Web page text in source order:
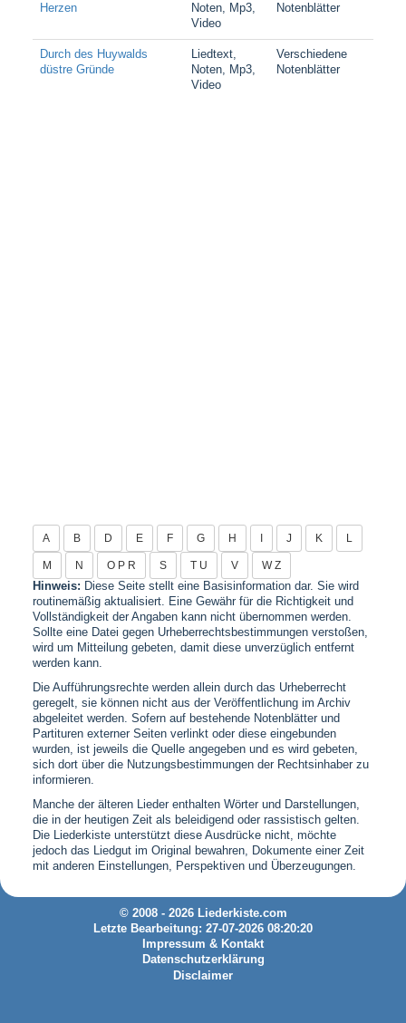
Herzen
Noten, Mp3,
Video
Notenblätter
Durch des Huywalds
düstre Gründe
Liedtext,
Noten, Mp3,
Video
Verschiedene
Notenblätter
A B D E F G H I J K L
M N O P R S T U V
W Z
Hinweis: Diese Seite stellt eine Basisinformation dar. Sie wird
routinemäßig aktualisiert. Eine Gewähr für die Richtigkeit und
Vollständigkeit der Angaben kann nicht übernommen werden.
Sollte eine Datei gegen Urheberrechtsbestimmungen verstoßen,
wird um Mitteilung gebeten, damit diese unverzüglich entfernt
werden kann.
Die Aufführungsrechte werden allein durch das Urheberrecht
geregelt, sie können nicht aus der Veröffentlichung im Archiv
abgeleitet werden. Sofern auf bestehende Notenblätter und
Partituren externer Seiten verlinkt oder diese eingebunden
wurden, ist jeweils die Quelle angegeben und es wird gebeten,
sich dort über die Nutzungsbestimmungen der Rechtsinhaber zu
informieren.
Manche der älteren Lieder enthalten Wörter und Darstellungen,
die in der heutigen Zeit als beleidigend oder rassistisch gelten.
Die Liederkiste unterstützt diese Ausdrücke nicht, möchte
jedoch das Liedgut im Original bewahren, Dokumente einer Zeit
mit anderen Einstellungen, Perspektiven und Überzeugungen.
© 2008 - 2026 Liederkiste.com
Letzte Bearbeitung: 27-07-2026 08:20:20
Impressum & Kontakt
Datenschutzerklärung
Disclaimer